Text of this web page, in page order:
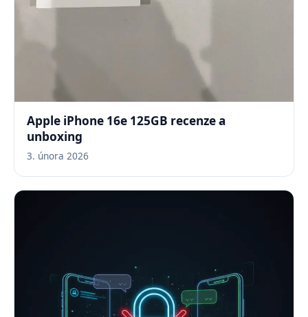
Apple iPhone 16e 125GB recenze a
unboxing
3. února 2026